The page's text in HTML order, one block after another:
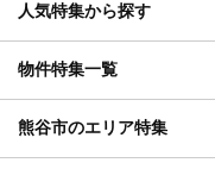
人気特集から探す
物件特集一覧
熊谷市のエリア特集